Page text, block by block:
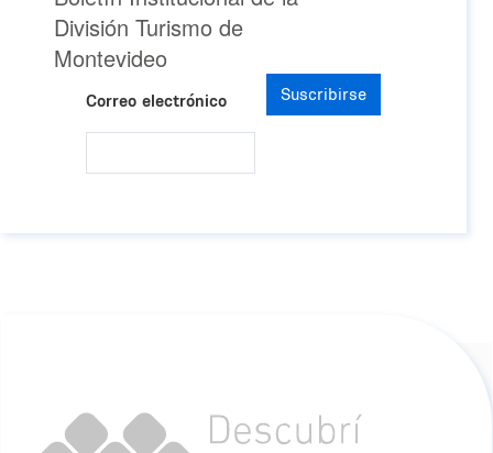
División Turismo de
Montevideo
Correo electrónico Suscribirse